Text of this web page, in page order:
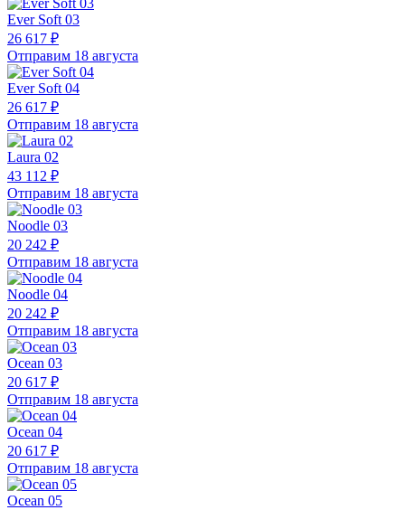
Ever Soft 03
26 617 ₽
Отправим 18 августа
Ever Soft 04
26 617 ₽
Отправим 18 августа
Laura 02
43 112 ₽
Отправим 18 августа
Noodle 03
20 242 ₽
Отправим 18 августа
Noodle 04
20 242 ₽
Отправим 18 августа
Ocean 03
20 617 ₽
Отправим 18 августа
Ocean 04
20 617 ₽
Отправим 18 августа
Ocean 05